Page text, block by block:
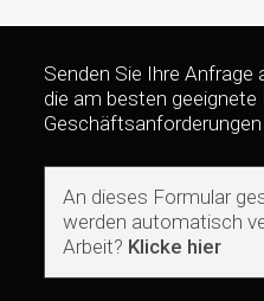
Senden Sie Ihre Anfrage
die am besten geeignete
Geschäftsanforderungen
An dieses Formular
werden automatisch
Arbeit? Klicke hier